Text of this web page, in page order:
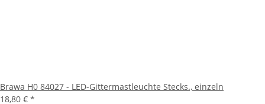
Brawa H0 84027 - LED-Gittermastleuchte Stecks., einzeln
18,80 € *